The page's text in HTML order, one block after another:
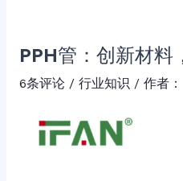
PPH管：创新材料
6条评论 / 行业知识 / 作者：